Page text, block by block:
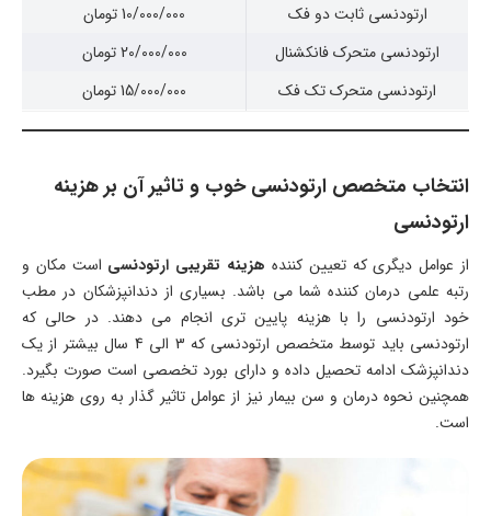
ارتودنسی ثابت دو فک
10/000/000 تومان
ارتودنسی متحرک فانکشنال
20/000/000 تومان
ارتودنسی متحرک تک فک
15/000/000 تومان
انتخاب متخصص ارتودنسی خوب و تاثیر آن بر هزینه
ارتودنسی
از عوامل دیگری که تعیین کننده هزینه تقریبی ارتودنسی است مکان و
رتبه علمی درمان کننده شما می باشد. بسیاری از دندانپزشکان در مطب
خود ارتودنسی را با هزینه پایین تری انجام می دهند. در حالی که
ارتودنسی باید توسط متخصص ارتودنسی که 3 الی 4 سال بیشتر از یک
دندانپزشک ادامه تحصیل داده و دارای بورد تخصصی است صورت بگیرد.
همچنین نحوه درمان و سن بیمار نیز از عوامل تاثیر گذار به روی هزینه ها
است.